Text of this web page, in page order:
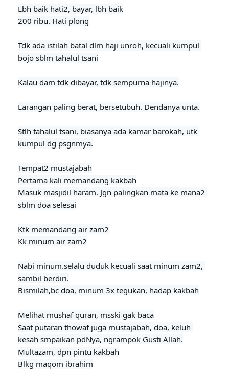
Lbh baik hati2, bayar, lbh baik
200 ribu. Hati plong
Tdk ada istilah batal dlm haji unroh, kecuali kumpul
bojo sblm tahalul tsani
Kalau dam tdk dibayar, tdk sempurna hajinya.
Larangan paling berat, bersetubuh. Dendanya unta.
Stlh tahalul tsani, biasanya ada kamar barokah, utk
kumpul dg psgnmya.
Tempat2 mustajabah
Pertama kali memandang kakbah
Masuk masjidil haram. Jgn palingkan mata ke mana2
sblm doa selesai
Ktk memandang air zam2
Kk minum air zam2
Nabi minum.selalu duduk kecuali saat minum zam2,
sambil berdiri.
Bismilah,bc doa, minum 3x tegukan, hadap kakbah
Melihat mushaf quran, msski gak baca
Saat putaran thowaf juga mustajabah, doa, keluh
kesah smpaikan pdNya, ngrampok Gusti Allah.
Multazam, dpn pintu kakbah
Blkg maqom ibrahim